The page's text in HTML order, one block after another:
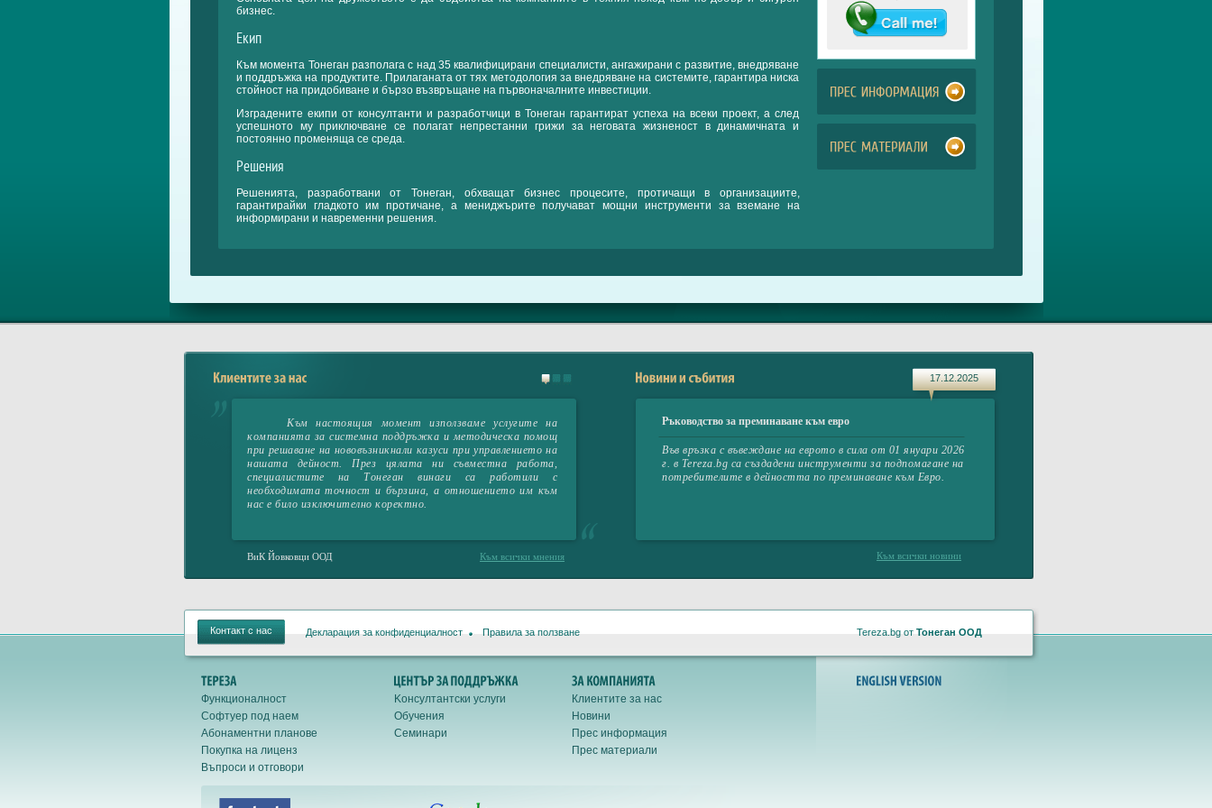
Прес информация
Прес материали
бизнес.
Екип
Към момента Тонеган разполага с над 35 квалифицирани специалисти, ангажирани с развитие, внедряване
и поддръжка на продуктите. Прилаганата от тях методология за внедряване на системите, гарантира ниска
стойност на придобиване и бързо възвръщане на първоначалните инвестиции.
Изградените екипи от консултанти и разработчици в Тонеган гарантират успеха на всеки проект, а след
успешното му приключване се полагат непрестанни грижи за неговата жизненост в динамичната и
постоянно променяща се среда.
Решения
Решенията, разработвани от Тонеган, обхващат бизнес процесите, протичащи в организациите,
гарантирайки гладкото им протичане, а мениджърите получават мощни инструменти за вземане на
информирани и навременни решения.
Към настоящия момент използваме услугите на
компанията за системна поддръжка и методическа помощ
при решаване на нововъзникнали казуси при управлението на
нашата дейност. През цялата ни съвместна работа,
специалистите на Тонеган винаги са работили с
необходимата точност и бързина, а отношението им към
нас е било изключително коректно.
ВиК Йовковци ООД Към всички мнения
17.12.2025
Ръководство за преминаване към евро
Във връзка с въвеждане на еврото в сила от 01 януари 2026
г. в Tereza.bg са създадени инструменти за подпомагане на
потребителите в дейността по преминаване към Евро.
Към всички новини
Tereza.bg от Тонеган ООД
Контакт с нас Декларация за конфиденциалност Правила за ползване
Функционалност
Софтуер под наем
Абонаментни планове
Покупка на лиценз
Въпроси и отговори
Kонсултантски услуги
Oбучения
Семинари
Клиентите за нас
Новини
Прес информация
Прес материали